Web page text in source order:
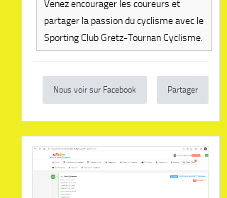
Venez encourager les coureurs et
partager la passion du cyclisme avec le
Sporting Club Gretz-Tournan Cyclisme.
Nous voir sur Facebook Partager